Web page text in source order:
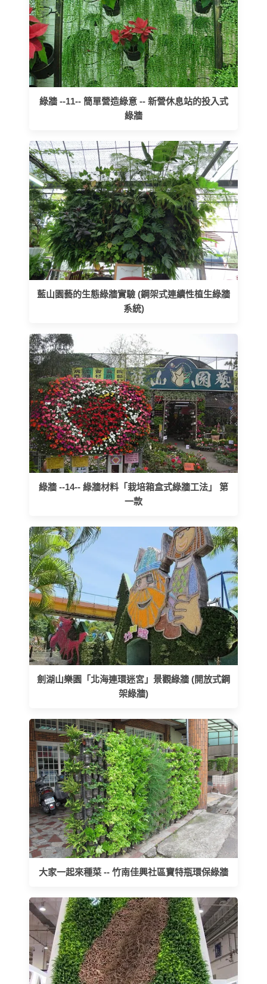
綠牆 --11-- 簡單營造綠意 -- 新營休息站的投入式
綠牆
藍山園藝的生態綠牆實驗 (鋼架式連續性植生綠牆
系統)
綠牆 --14-- 綠牆材料「栽培箱盒式綠牆工法」 第
一款
劍湖山樂園「北海連環迷宮」景觀綠牆 (開放式鋼
架綠牆)
大家一起來種菜 -- 竹南佳興社區寶特瓶環保綠牆